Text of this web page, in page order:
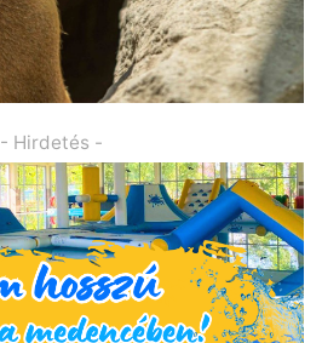
- Hirdetés -